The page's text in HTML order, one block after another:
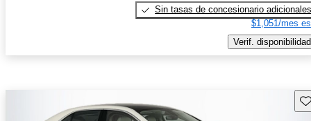
Sin tasas de concesionario adicionales
$1,051/mes
Verif. disponibilidad